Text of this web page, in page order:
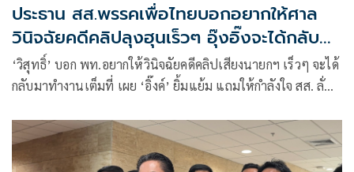
ประธาน สส.พรรคเพื่อไทยบอกอยากให้ศาล
วินิจฉัยคดีคลิปลุงฮุนเร็วๆ อุ๊งอิ๊งจะได้กลับมา
ทำงาน!
‘วิสุทธิ์’ บอก พท.อยากให้วินิจฉัยคดีคลิปเสียงนายกฯ เร็วๆ จะได้
กลับมาทำงานเต็มที่ เผย ‘อิ๊งค์’ ยิ้มแย้ม แถมให้กำลังใจ สส. ลั่น